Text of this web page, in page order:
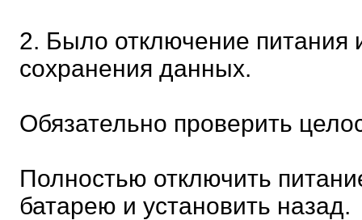
2. Было отключение питания
сохранения данных.
Обязательно проверить
Полностью отключить
батарею и установить назад.